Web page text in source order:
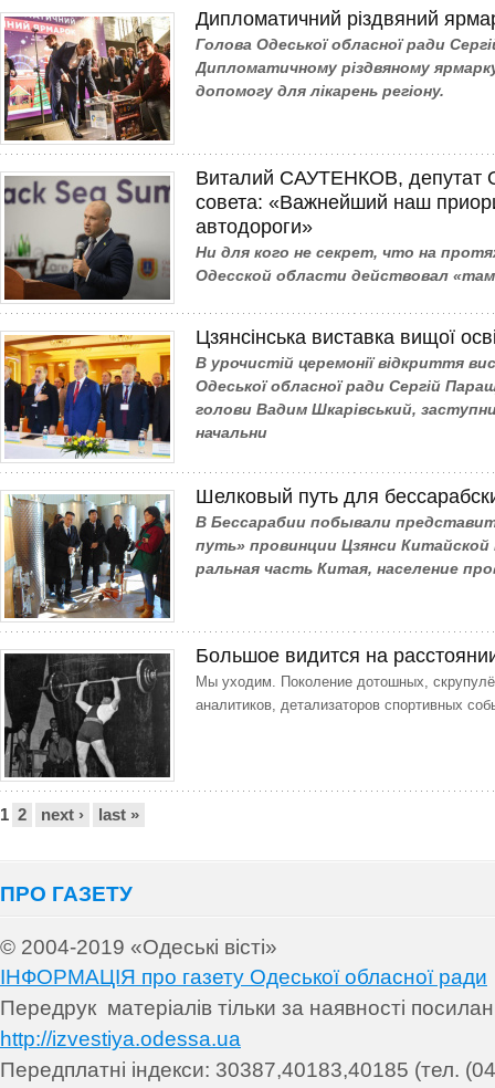
Дипломатичний різдвяний
Голова Одеської обласної ради
Дипломатичному різдвяному
допомогу для лікарень регіону.
Виталий САУТЕНКОВ, депутат
совета: «Важнейший наш
автодороги»
Ни для кого не секрет, что на
Одесской области действовал
Цзянсінська виставка вищої
В урочистій церемонії відкриття
Одеської обласної ради Сергій
голови Вадим Шкарівський,
начальни
Шелковый путь для
В Бессарабии побывали
путь» провинции Цзянси
ральная часть Китая, население
Большое видится на
Мы уходим. Поколение дотошных,
аналитиков, детализаторов спортивных
Сторінки
1 2 next › last »
ПРО ГАЗЕТУ
© 2004-2019 «Одеські вісті»
ІНФОРМАЦІЯ про газету Одеської обласної ради
Передрук матеріалів тільки за наявності
http://izvestiya.odessa.ua
Передплатні індекси: 30387,40183,40185 (тел.